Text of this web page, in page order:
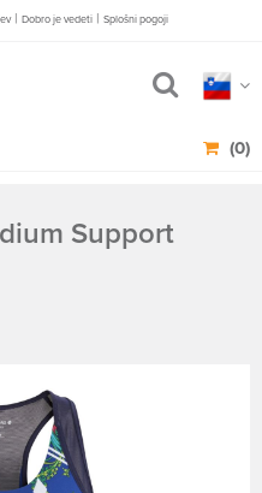
| Dobro je vedeti | Splošni pogoji
(0)
Support